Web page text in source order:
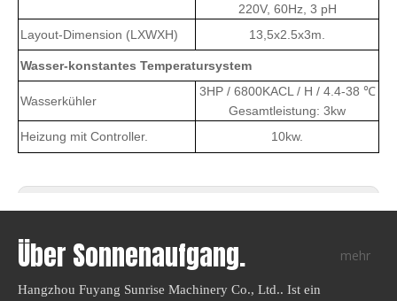
Wasser-konstantes Temperatursystem
Wasserkühler
3HP / 6800KACL / H / 4.4-38 ℃
Gesamtleistung: 3kw
Heizung mit Controller.
10kw.
PLA STRAW-Extrusionsmaschine LG-E11 (65)
Wirtschaftsreihe
PLA STRAW MAKING Machine
PLA STRAW-Extruder